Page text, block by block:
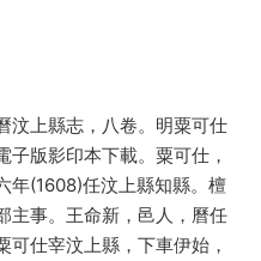
汶上縣志，八卷。明粟可仕
版影印本下載。粟可仕，
年(1608)任汶上縣知縣。檀
主事。王命新，邑人，曆任
仕宰汶上縣，下車伊始，